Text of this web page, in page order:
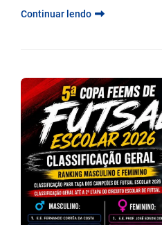
Continuar lendo